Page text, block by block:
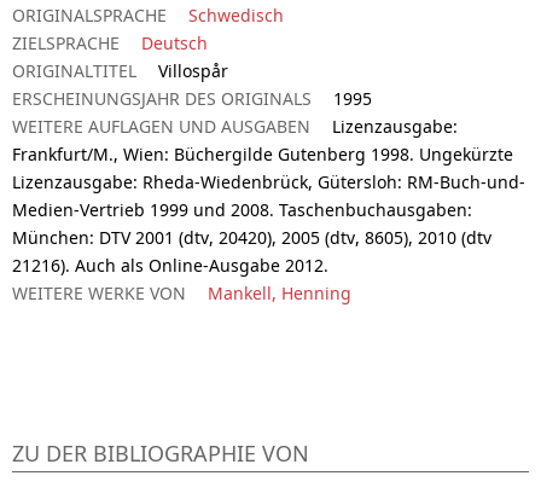
ORIGINALSPRACHE
Schwedisch
ZIELSPRACHE
Deutsch
ORIGINALTITEL
Villospår
ERSCHEINUNGSJAHR DES ORIGINALS
1995
WEITERE AUFLAGEN UND AUSGABEN
Lizenzausgabe:
Frankfurt/M., Wien: Büchergilde Gutenberg 1998. Ungekürzte
Lizenzausgabe: Rheda-Wiedenbrück, Gütersloh: RM-Buch-und-
Medien-Vertrieb 1999 und 2008. Taschenbuchausgaben:
München: DTV 2001 (dtv, 20420), 2005 (dtv, 8605), 2010 (dtv
21216). Auch als Online-Ausgabe 2012.
WEITERE WERKE VON
Mankell, Henning
ZU DER BIBLIOGRAPHIE VON